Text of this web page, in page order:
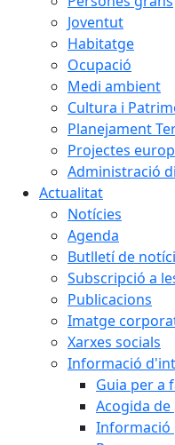
Joventut
Habitatge
Ocupació
Medi ambient
Cultura i
Planejament
Projectes
Administració
Actualitat
Notícies
Agenda
Butlletí de
Subscripció a
Publicacions
Imatge
Xarxes socials
Informació
Guia per a
Acogida
Informació